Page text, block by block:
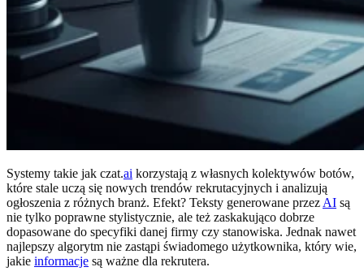
Systemy takie jak czat.ai korzystają z własnych kolektywów botów,
które stale uczą się nowych trendów rekrutacyjnych i analizują
ogłoszenia z różnych branż. Efekt? Teksty generowane przez AI są
nie tylko poprawne stylistycznie, ale też zaskakująco dobrze
dopasowane do specyfiki danej firmy czy stanowiska. Jednak nawet
najlepszy algorytm nie zastąpi świadomego użytkownika, który wie,
jakie informacje są ważne dla rekrutera.